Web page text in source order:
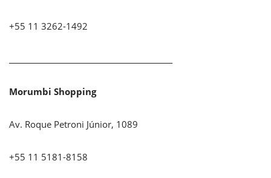
+55 11 3262-1492
Morumbi Shopping
Av. Roque Petroni Júnior, 1089
+55 11 5181-8158